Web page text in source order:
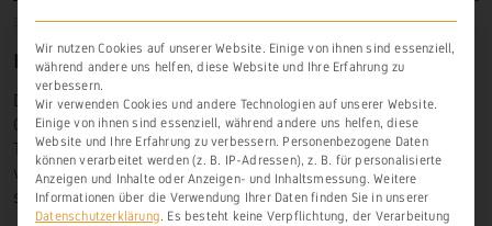
31. Dezember 1764 Historische Lagen,Scheidt
HASENLAY
Der Schieferfels der Hasenlayliegt am westlichen
Ortsrand von Scheidt und fällt nach Südwesten in das
Tal des Waselbachs, bildet aber mit dem davor
verlaufenden flachen Erosionsgraben eine nahezu
südliche Hanglage.
Wir nutzen Cookies auf unserer Website. Einige von ihnen sind essenziell,
während andere uns helfen, diese Website und Ihre Erfahrung zu
verbessern.
Wir verwenden Cookies und andere Technologien auf unserer Website.
Einige von ihnen sind essenziell, während andere uns helfen, diese
Website und Ihre Erfahrung zu verbessern. Personenbezogene Daten
können verarbeitet werden (z. B. IP-Adressen), z. B. für personalisierte
Anzeigen und Inhalte oder Anzeigen- und Inhaltsmessung. Weitere
Informationen über die Verwendung Ihrer Daten finden Sie in unserer
Datenschutzerklärung. Es besteht keine Verpflichtung, der Verarbeitung